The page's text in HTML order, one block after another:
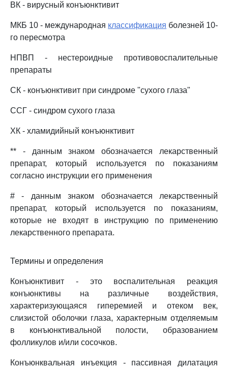
ВК - вирусный конъюнктивит
МКБ 10 - международная классификация болезней 10-
го пересмотра
НПВП - нестероидные противовоспалительные
препараты
СК - конъюнктивит при синдроме "сухого глаза"
ССГ - синдром сухого глаза
ХК - хламидийный конъюнктивит
** - данным знаком обозначается лекарственный
препарат, который используется по показаниям
согласно инструкции его применения
# - данным знаком обозначается лекарственный
препарат, который используется по показаниям,
которые не входят в инструкцию по применению
лекарственного препарата.
Термины и определения
Конъюнктивит - это воспалительная реакция
конъюнктивы на различные воздействия,
характеризующаяся гиперемией и отеком век,
слизистой оболочки глаза, характерным отделяемым
в конъюнктивальной полости, образованием
фолликулов и/или сосочков.
Конъюнквальная инъекция - пассивная дилатация